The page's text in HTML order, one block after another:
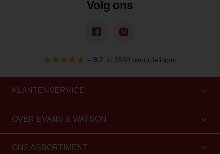
Volg ons
– 9,7 uit 3589 beoordelingen
KLANTENSERVICE
OVER EVANS & WATSON
ONS ASSORTIMENT